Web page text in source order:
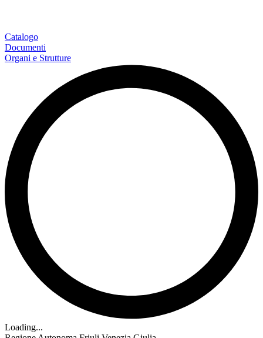
Catalogo
Documenti
Organi e Strutture
Loading...